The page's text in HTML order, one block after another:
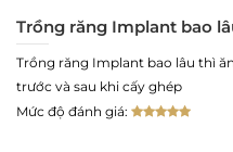
Trồng răng Implant bao
Trồng răng Implant bao lâu thì
trước và sau khi cấy ghép
Mức độ đánh giá: